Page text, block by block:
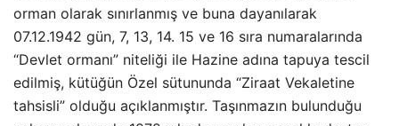
orman olarak sınırlanmış ve buna dayanılarak
07.12.1942 gün, 7, 13, 14. 15 ve 16 sıra numaralarında
“Devlet ormanı” niteliği ile Hazine adına tapuya tescil
edilmiş, kütüğün Özel sütununda “Ziraat Vekaletine
tahsisli” olduğu açıklanmıştır. Taşınmazın bulunduğu